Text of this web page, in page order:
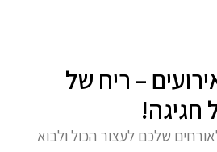
– ריח של
חגיגה!
שלכם לעצור הכול ולבוא